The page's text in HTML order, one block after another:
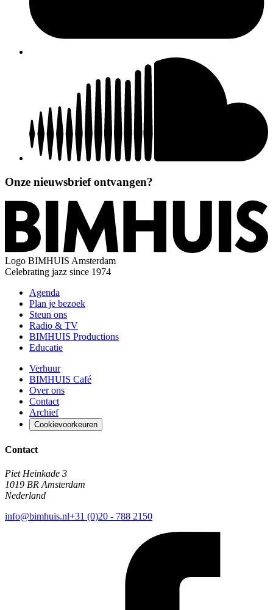
Onze nieuwsbrief ontvangen?
Logo BIMHUIS Amsterdam
Celebrating jazz since 1974
Agenda
Plan je bezoek
Steun ons
Radio & TV
BIMHUIS Productions
Educatie
Verhuur
BIMHUIS Café
Over ons
Contact
Archief
Cookievoorkeuren
Contact
Piet Heinkade 3
1019 BR Amsterdam
Nederland
info@bimhuis.nl+31 (0)20 - 788 2150